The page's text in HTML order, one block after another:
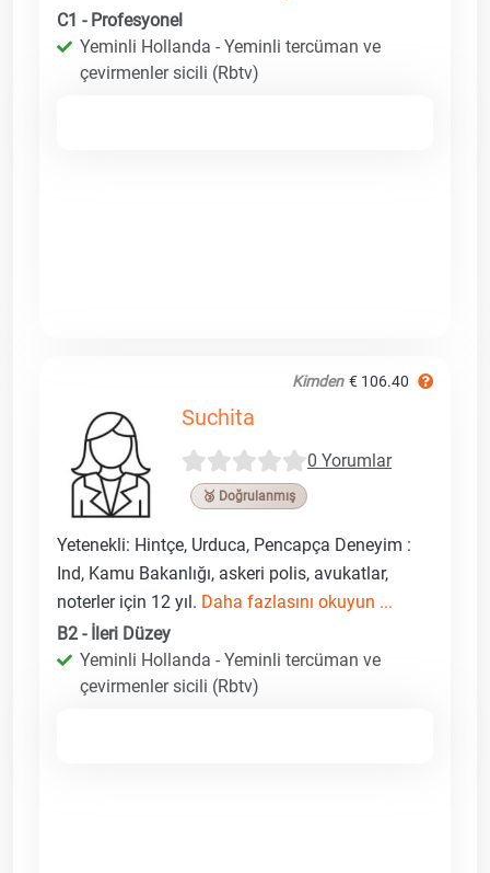
C1 - Profesyonel
Yeminli Hollanda - Yeminli tercüman ve
çevirmenler sicili (Rbtv)
Kimden € 106.40
Suchita
0 Yorumlar
🥉 Doğrulanmış
Yetenekli: Hintçe, Urduca, Pencapça Deneyim :
Ind, Kamu Bakanlığı, askeri polis, avukatlar,
noterler için 12 yıl. Daha fazlasını okuyun ...
B2 - İleri Düzey
Yeminli Hollanda - Yeminli tercüman ve
çevirmenler sicili (Rbtv)